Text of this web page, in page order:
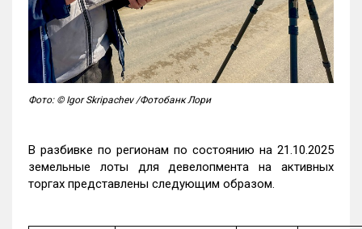
Фото: © Igor Skripachev /Фотобанк Лори
В разбивке по регионам по состоянию на 21.10.2025
земельные лоты для девелопмента на активных
торгах представлены следующим образом.